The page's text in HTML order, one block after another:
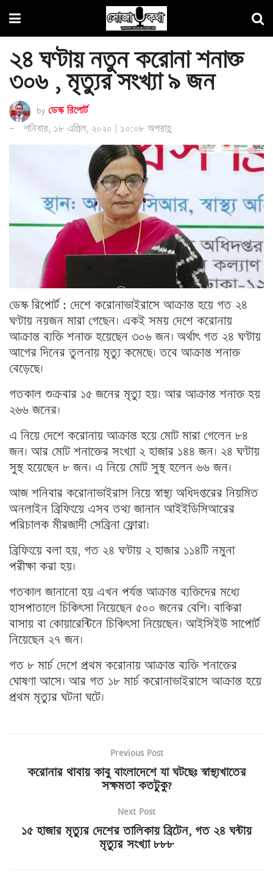
২৪ ঘণ্টায় নতুন করোনা শনাক্ত
৩০৬ , মৃত্যুর সংখ্যা ৯ জন
by ডেস্ক রিপোর্ট
শনিবার, ১৮ এপ্রিল, ২০২০ | ১০:০৮ অপরাহ্ণ
ডেস্ক রিপোর্ট : দেশে করোনাভাইরাসে আক্রান্ত হয়ে গত ২৪
ঘণ্টায় নয়জন মারা গেছেন। একই সময় দেশে করোনায়
আক্রান্ত ব্যক্তি শনাক্ত হয়েছেন ৩০৬ জন। অর্থাৎ গত ২৪ ঘণ্টায়
আগের দিনের তুলনায় মৃত্যু কমেছে। তবে আক্রান্ত শনাক্ত
বেড়েছে।
গতকাল শুক্রবার ১৫ জনের মৃত্যু হয়। আর আক্রান্ত শনাক্ত হয়
২৬৬ জনের।
এ নিয়ে দেশে করোনায় আক্রান্ত হয়ে মোট মারা গেলেন ৮৪
জন। আর মোট শনাক্তের সংখ্যা ২ হাজার ১৪৪ জন। ২৪ ঘণ্টায়
সুস্থ হয়েছেন ৮ জন। এ নিয়ে মোট সুস্থ হলেন ৬৬ জন।
আজ শনিবার করোনাভাইরাস নিয়ে স্বাস্থ্য অধিদপ্তরের নিয়মিত
অনলাইন ব্রিফিংয়ে এসব তথ্য জানান আইইডিসিআরের
পরিচালক মীরজাদী সেব্রিনা ফ্লোরা।
ব্রিফিংয়ে বলা হয়, গত ২৪ ঘণ্টায় ২ হাজার ১১৪টি নমুনা
পরীক্ষা করা হয়।
গতকাল জানানো হয় এখন পর্যন্ত আক্রান্ত ব্যক্তিদের মধ্যে
হাসপাতালে চিকিৎসা নিয়েছেন ৫০০ জনের বেশি। বাকিরা
বাসায় বা কোয়ারেন্টিনে চিকিৎসা নিয়েছেন। আইসিইউ সাপোর্ট
নিয়েছেন ২৭ জন।
গত ৮ মার্চ দেশে প্রথম করোনায় আক্রান্ত ব্যক্তি শনাক্তের
ঘোষণা আসে। আর গত ১৮ মার্চ করোনাভাইরাসে আক্রান্ত হয়ে
প্রথম মৃত্যুর ঘটনা ঘটে।
Previous Post
করোনার থাবায় কাবু বাংলাদেশে যা ঘটছেঃ স্বাস্থ্যখাতের
সক্ষমতা কতটুকু?
Next Post
১৫ হাজার মৃত্যুর দেশের তালিকায় ব্রিটেন, গত ২৪ ঘন্টায়
মৃত্যুর সংখ্যা ৮৮৮